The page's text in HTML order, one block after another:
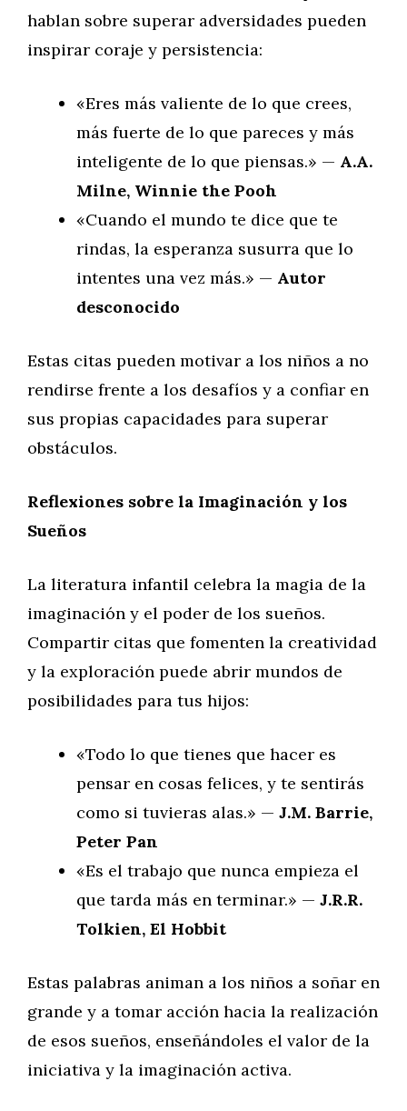
hablan sobre superar adversidades pueden
inspirar coraje y persistencia:
«Eres más valiente de lo que crees,
más fuerte de lo que pareces y más
inteligente de lo que piensas.» — A.A.
Milne, Winnie the Pooh
«Cuando el mundo te dice que te
rindas, la esperanza susurra que lo
intentes una vez más.» — Autor
desconocido
Estas citas pueden motivar a los niños a no
rendirse frente a los desafíos y a confiar en
sus propias capacidades para superar
obstáculos.
Reflexiones sobre la Imaginación y los
Sueños
La literatura infantil celebra la magia de la
imaginación y el poder de los sueños.
Compartir citas que fomenten la creatividad
y la exploración puede abrir mundos de
posibilidades para tus hijos:
«Todo lo que tienes que hacer es
pensar en cosas felices, y te sentirás
como si tuvieras alas.» — J.M. Barrie,
Peter Pan
«Es el trabajo que nunca empieza el
que tarda más en terminar.» — J.R.R.
Tolkien, El Hobbit
Estas palabras animan a los niños a soñar en
grande y a tomar acción hacia la realización
de esos sueños, enseñándoles el valor de la
iniciativa y la imaginación activa.